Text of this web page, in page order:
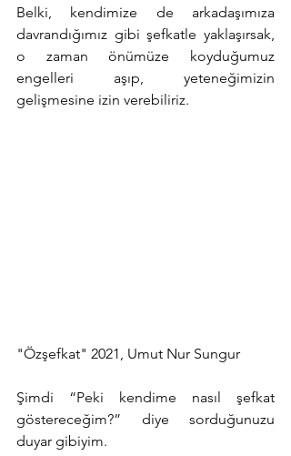
Belki, kendimize de arkadaşımıza
davrandığımız gibi şefkatle yaklaşırsak,
o zaman önümüze koyduğumuz
engelleri aşıp, yeteneğimizin
gelişmesine izin verebiliriz.
"Özşefkat" 2021, Umut Nur Sungur
Şimdi “Peki kendime nasıl şefkat
göstereceğim?” diye sorduğunuzu
duyar gibiyim.